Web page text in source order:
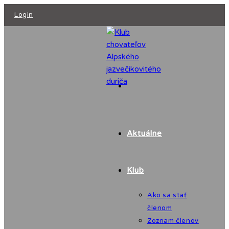
Login
Aktuálne
Klub
Ako sa stať
členom
Zoznam členov